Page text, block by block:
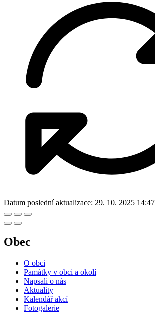
Datum poslední aktualizace: 29. 10. 2025 14:47
Obec
O obci
Památky v obci a okolí
Napsali o nás
Aktuality
Kalendář akcí
Fotogalerie